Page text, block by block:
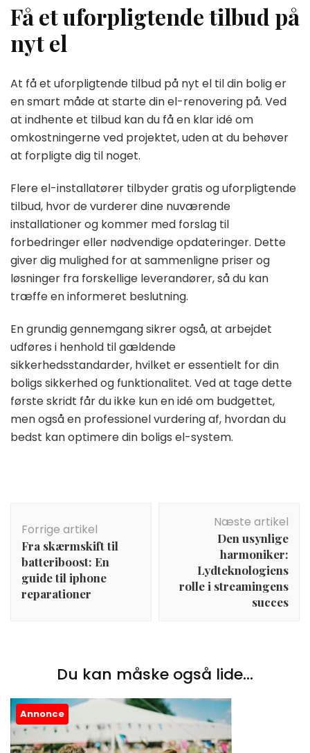
Få et uforpligtende tilbud på
nyt el
At få et uforpligtende tilbud på nyt el til din bolig er
en smart måde at starte din el-renovering på. Ved
at indhente et tilbud kan du få en klar idé om
omkostningerne ved projektet, uden at du behøver
at forpligte dig til noget.
Flere el-installatører tilbyder gratis og uforpligtende
tilbud, hvor de vurderer dine nuværende
installationer og kommer med forslag til
forbedringer eller nødvendige opdateringer. Dette
giver dig mulighed for at sammenligne priser og
løsninger fra forskellige leverandører, så du kan
træffe en informeret beslutning.
En grundig gennemgang sikrer også, at arbejdet
udføres i henhold til gældende
sikkerhedsstandarder, hvilket er essentielt for din
boligs sikkerhed og funktionalitet. Ved at tage dette
første skridt får du ikke kun en idé om budgettet,
men også en professionel vurdering af, hvordan du
bedst kan optimere din boligs el-system.
Forrige artikel
Fra skærmskift til
batteriboost: En
guide til iphone
reparationer
Næste artikel
Den usynlige
harmoniker:
Lydteknologiens
rolle i streamingens
succes
Du kan måske også lide...
Annonce